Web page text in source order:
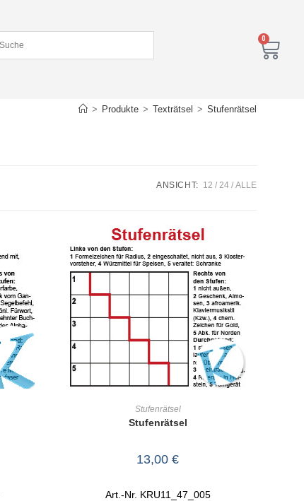
0
> Produkte > Texträtsel > Stufenrätsel
ANSICHT: 12 24 ALLE
Stufenrätsel
Stufenrätsel
13,00€
Art.-Nr. KRU11_47_005